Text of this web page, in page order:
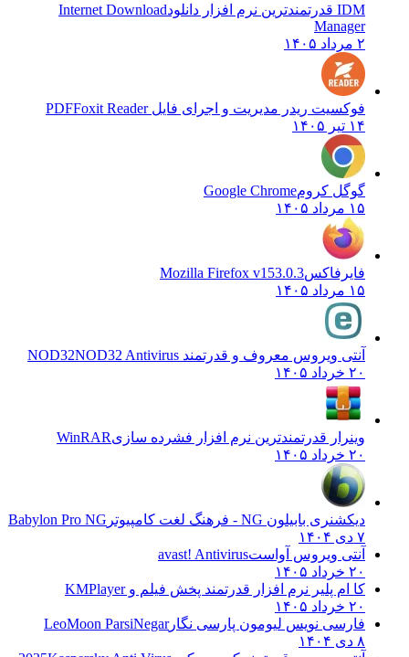
IDM قدرتمندترین نرم افزار دانلود
Internet Download
Manager
۲ مرداد ۱۴۰۵
فوکسیت ریدر مدیریت و اجرای فایل PDFFoxit Reader
۱۴ تیر ۱۴۰۵
گوگل کرومGoogle Chrome
۱۵ مرداد ۱۴۰۵
فایرفاکسMozilla Firefox v153.0.3
۱۵ مرداد ۱۴۰۵
آنتی ویروس معروف و قدرتمند NOD32 NOD32 Antivirus
۲۰ خرداد ۱۴۰۵
وینرار قدرتمندترین نرم افزار فشرده سازیWinRAR
۲۰ خرداد ۱۴۰۵
دیکشنری بابیلون NG - فرهنگ لغت کامپیوتر
Babylon Pro NG
۷ دی ۱۴۰۴
آنتی ویروس آواستavast! Antivirus
۲۰ خرداد ۱۴۰۵
کا ام پلیر نرم افزار قدرتمند پخش فیلم وKMPlayer
۲۰ خرداد ۱۴۰۵
فارسی نویس لیومون پارسی نگارLeoMoon ParsiNegar
۸ دی ۱۴۰۴